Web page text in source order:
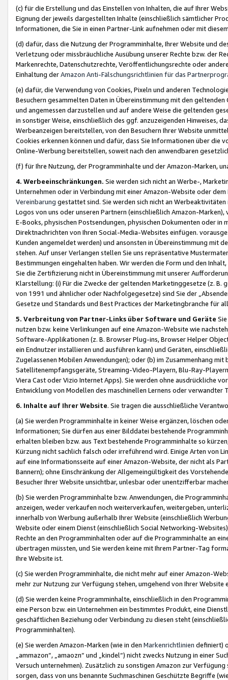
(c) für die Erstellung und das Einstellen von Inhalten, die auf Ihrer
Eignung der jeweils dargestellten Inhalte (einschließlich sämtlicher
Informationen, die Sie in einen Partner-Link aufnehmen oder mit
(d) dafür, dass die Nutzung der Programminhalte, Ihrer Website und
Verletzung oder missbräuchliche Ausübung unserer Rechte bzw. der
Markenrechte, Datenschutzrechte, Veröffentlichungsrechte oder
Einhaltung derAmazon Anti-Fälschungsrichtlinien für das
(e) dafür, die Verwendung von Cookies, Pixeln und anderen
Besuchern gesammelten Daten in Übereinstimmung mit den
und angemessen darzustellen und auf andere Weise die geltenden
in sonstiger Weise, einschließlich des ggf. anzuzeigenden Hinweises,
Werbeanzeigen bereitstellen, von den Besuchern Ihrer Website
Cookies erkennen können und dafür, dass Sie Informationen über die
Online-Werbung bereitstellen, soweit nach den anwendbaren
(f) für Ihre Nutzung, der Programminhalte und der Amazon-Marken,
4. Werbeeinschränkungen. Sie werden sich nicht an Werbe-,
Unternehmen oder in Verbindung mit einer Amazon-Website oder
Vereinbarung gestattet sind. Sie werden sich nicht an
Logos von uns oder unseren Partnern (einschließlich Amazon-
E-Books, physischen Postsendungen, physischen Dokumenten oder in
Direktnachrichten von Ihren Social-Media-Websites einfügen.
Kunden angemeldet werden) und ansonsten in Übereinstimmung mit
stehen. Auf unser Verlangen stellen Sie uns repräsentative
Bestimmungen eingehalten haben. Wir werden die Form und den
Sie die Zertifizierung nicht in Übereinstimmung mit unserer
Klarstellung: (i) Für die Zwecke der geltenden Marketinggesetze (z. B.
von 1991 und ähnlicher oder Nachfolgegesetze) sind Sie der
Gesetze und Standards und Best Practices der Marketingbranche für
5. Verbreitung von Partner-Links über Software und Geräte
nutzen bzw. keine Verlinkungen auf eine Amazon-Website wie
Software-Applikationen (z. B. Browser Plug-ins, Browser Helper
ein Endnutzer installieren und ausführen kann) und Geräten,
Zugelassenen Mobilen Anwendungen); oder (b) im Zusammenhang
Satellitenempfangsgeräte, Streaming-Video-Playern, Blu-Ray-
Viera Cast oder Vizio Internet Apps). Sie werden ohne ausdrückliche
Entwicklung von Modellen des maschinellen Lernens oder
6. Inhalte auf Ihrer Website. Sie tragen die ausschließliche
(a) Sie werden Programminhalte in keiner Weise ergänzen, löschen
Informationen; Sie dürfen aus einer Bilddatei bestehende
erhalten bleiben bzw. aus Text bestehende Programminhalte so
Kürzung nicht sachlich falsch oder irreführend wird. Einige Arten von
auf eine Informationsseite auf einer Amazon-Website, der nicht als
Bannern); ohne Einschränkung der Allgemeingültigkeit des
Besucher Ihrer Website unsichtbar, unlesbar oder unentzifferbar
(b) Sie werden Programminhalte bzw. Anwendungen, die
anzeigen, weder verkaufen noch weiterverkaufen, weitergeben,
innerhalb von Werbung außerhalb Ihrer Website (einschließlich
Website oder einem Dienst (einschließlich Social Networking-
Rechte an den Programminhalten oder auf die Programminhalte an
übertragen müssten, und Sie werden keine mit Ihrem Partner-Tag
Ihre Website ist.
(c) Sie werden Programminhalte, die nicht mehr auf einer Amazon-
mehr zur Nutzung zur Verfügung stehen, umgehend von Ihrer
(d) Sie werden keine Programminhalte, einschließlich in den
eine Person bzw. ein Unternehmen ein bestimmtes Produkt, eine
geschäftlichen Beziehung oder Verbindung zu diesen steht
Programminhalten).
(e) Sie werden Amazon-Marken (wie in den Markenrichtlinien definiert)
„ammazon“, „amaozn“ und „kindel“) nicht zwecks Nutzung in einer
Versuch unternehmen). Zusätzlich zu sonstigen Amazon zur
sorgen, dass von uns benannte Suchmaschinen Geschützte Begriffe